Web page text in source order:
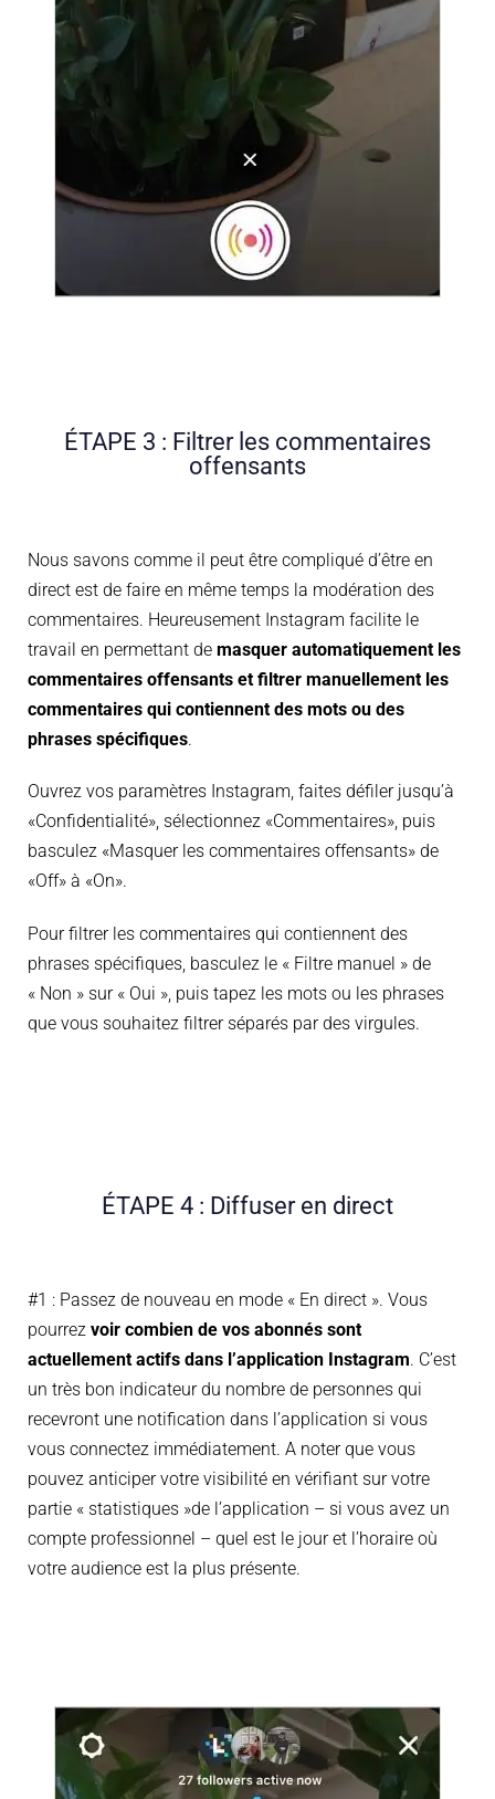
ÉTAPE 3 : Filtrer les commentaires
offensants
Nous savons comme il peut être compliqué d’être en
direct est de faire en même temps la modération des
commentaires. Heureusement Instagram facilite le
travail en permettant de masquer automatiquement les
commentaires offensants et filtrer manuellement les
commentaires qui contiennent des mots ou des
phrases spécifiques.
Ouvrez vos paramètres Instagram, faites défiler jusqu’à
«Confidentialité», sélectionnez «Commentaires», puis
basculez «Masquer les commentaires offensants» de
«Off» à «On».
Pour filtrer les commentaires qui contiennent des
phrases spécifiques, basculez le « Filtre manuel » de
« Non » sur « Oui », puis tapez les mots ou les phrases
que vous souhaitez filtrer séparés par des virgules.
ÉTAPE 4 : Diffuser en direct
#1 : Passez de nouveau en mode « En direct ». Vous
pourrez voir combien de vos abonnés sont
actuellement actifs dans l’application Instagram. C’est
un très bon indicateur du nombre de personnes qui
recevront une notification dans l’application si vous
vous connectez immédiatement. A noter que vous
pouvez anticiper votre visibilité en vérifiant sur votre
partie « statistiques »de l’application – si vous avez un
compte professionnel – quel est le jour et l’horaire où
votre audience est la plus présente.